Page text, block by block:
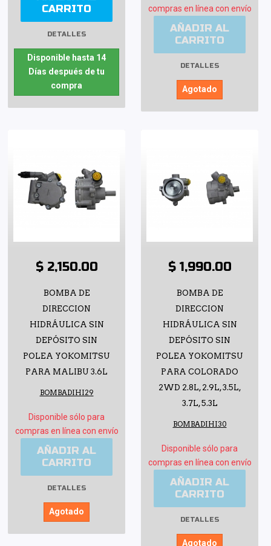
CARRITO
DETALLES
Disponible hasta 14
Días después de tu
compra
compras en línea con envío
AÑADIR AL
CARRITO
DETALLES
Agotado
$ 2,150.00
BOMBA DE
DIRECCION
HIDRÁULICA SIN
DEPÓSITO SIN
POLEA YOKOMITSU
PARA MALIBU 3.6L
BOMBADIHI29
Disponible sólo para
compras en línea con envío
AÑADIR AL
CARRITO
DETALLES
Agotado
$ 1,990.00
BOMBA DE
DIRECCION
HIDRÁULICA SIN
DEPÓSITO SIN
POLEA YOKOMITSU
PARA COLORADO
2WD 2.8L, 2.9L, 3.5L,
3.7L, 5.3L
BOMBADIHI30
Disponible sólo para
compras en línea con envío
AÑADIR AL
CARRITO
DETALLES
Agotado